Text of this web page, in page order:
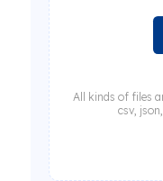
All kinds of files
csv,